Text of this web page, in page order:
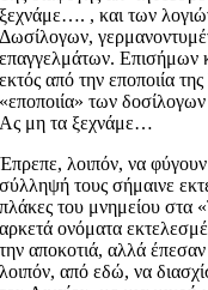
ξεχνάμε…. , και των
Δωσίλογων,
επαγγελμάτων. Επισήμων
εκτός από την εποποιία
«εποποιία» των
Ας μη τα ξεχνάμε…
Έπρεπε, λοιπόν, να
σύλληψή τους σήμαινε
πλάκες του μνημείου στα
αρκετά ονόματα
την αποκοτιά, αλλά
λοιπόν, από εδώ, να